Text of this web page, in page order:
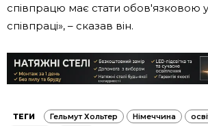
співпрацю має стати обов'язковою
співпраці», – сказав він.
ТЕГИ Гельмут Хольтер Німеччина